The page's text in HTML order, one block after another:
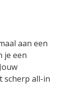
aan een
je een
scherp all-in